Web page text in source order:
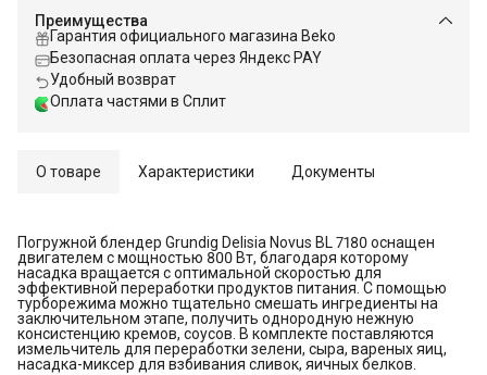
Преимущества
Гарантия официального магазина Beko
Безопасная оплата через Яндекс PAY
Удобный возврат
Оплата частями в Сплит
О товаре Характеристики Документы
Погружной блендер Grundig Delisia Novus BL 7180 оснащен
двигателем с мощностью 800 Вт, благодаря которому
насадка вращается с оптимальной скоростью для
эффективной переработки продуктов питания. С помощью
турборежима можно тщательно смешать ингредиенты на
заключительном этапе, получить однородную нежную
консистенцию кремов, соусов. В комплекте поставляются
измельчитель для переработки зелени, сыра, вареных яиц,
насадка-миксер для взбивания сливок, яичных белков.